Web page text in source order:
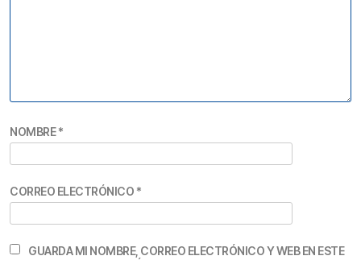
NOMBRE*
CORREO ELECTRÓNICO *
GUARDA MI NOMBRE, CORREO ELECTRÓNICO Y WEB EN ESTE